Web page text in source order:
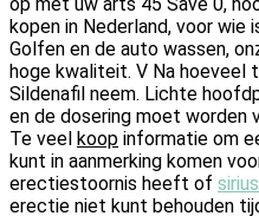
kopen in Nederland, voor wie
Golfen en de auto wassen,
hoge kwaliteit. V Na hoeveel
Sildenafil neem. Lichte
en de dosering moet worden
Te veel koop informatie om
kunt in aanmerking komen
erectiestoornis heeft of
erectie niet kunt behouden